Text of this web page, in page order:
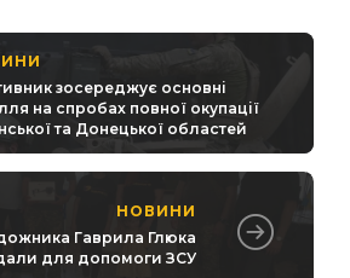
зосереджує основні
на спробах повної окупації
та Донецької областей
НОВИНИ
Гаврила Глюка
для допомоги ЗСУ